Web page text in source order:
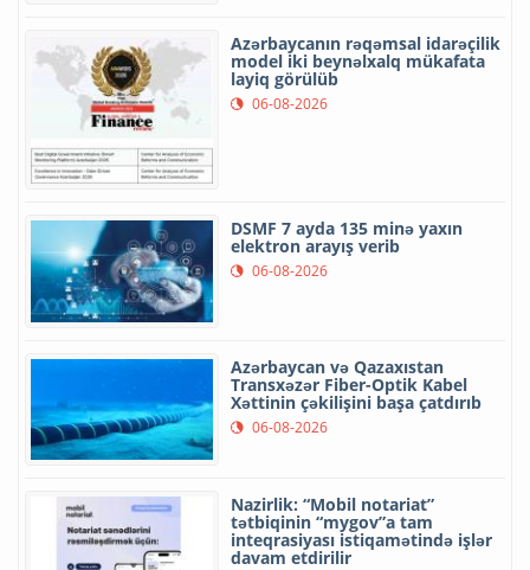
Azərbaycanın rəqəmsal idarəçilik
model iki beynəlxalq mükafata
layiq görülüb
06-08-2026
DSMF 7 ayda 135 minə yaxın
elektron arayış verib
06-08-2026
Azərbaycan və Qazaxıstan
Transxəzər Fiber-Optik Kabel
Xəttinin çəkilişini başa çatdırıb
06-08-2026
Nazirlik: “Mobil notariat”
tətbiqinin “mygov”a tam
inteqrasiyası istiqamətində işlər
davam etdirilir